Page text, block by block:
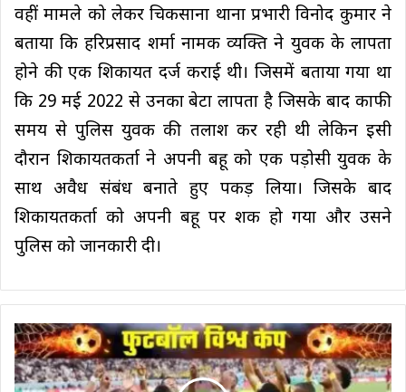
वहीं मामले को लेकर चिकसाना थाना प्रभारी विनोद कुमार ने
बताया कि हरिप्रसाद शर्मा नामक व्यक्ति ने युवक के लापता
होने की एक शिकायत दर्ज कराई थी। जिसमें बताया गया था
कि 29 मई 2022 से उनका बेटा लापता है जिसके बाद काफी
समय से पुलिस युवक की तलाश कर रही थी लेकिन इसी
दौरान शिकायतकर्ता ने अपनी बहू को एक पड़ोसी युवक के
साथ अवैध संबंध बनाते हुए पकड़ लिया। जिसके बाद
शिकायतकर्ता को अपनी बहू पर शक हो गया और उसने
पुलिस को जानकारी दी।